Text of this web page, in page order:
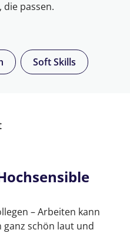
passen.
Soft Skills
– Arbeiten kann
ganz schön laut und